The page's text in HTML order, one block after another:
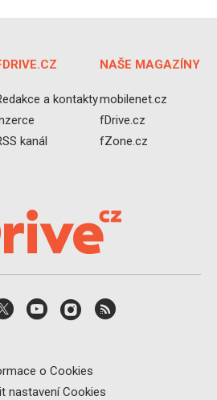
a kontakty
kanál
NAŠE MAGAZÍNY
mobilenet.cz
fDrive.cz
fZone.cz
o Cookies
nastavení Cookies